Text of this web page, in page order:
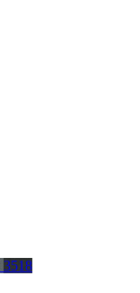
3518